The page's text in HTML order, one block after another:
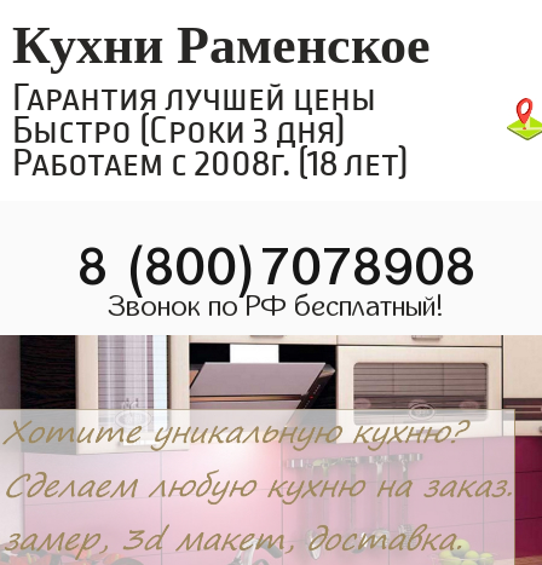
Кухни Раменское
Гарантия лучшей цены
Быстро (Сроки 3 дня)
Работаем с 2008г. (18 лет)
8 (800)7078908
Звонок по РФ бесплатный!